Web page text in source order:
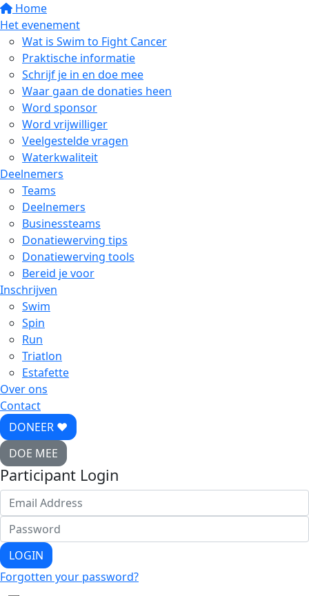
Home
Het evenement
Wat is Swim to Fight Cancer
Praktische informatie
Schrijf je in en doe mee
Waar gaan de donaties heen
Word sponsor
Word vrijwilliger
Veelgestelde vragen
Waterkwaliteit
Deelnemers
Teams
Deelnemers
Businessteams
Donatiewerving tips
Donatiewerving tools
Bereid je voor
Inschrijven
Swim
Spin
Run
Triatlon
Estafette
Over ons
Contact
DONEER ♥
DOE MEE
Participant Login
LOGIN
Forgotten your password?